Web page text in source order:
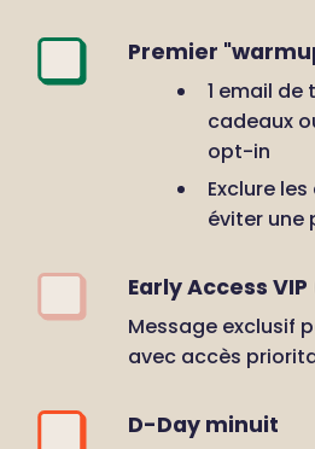
Premier
1 email
cadeaux
opt-in
Exclure
éviter une
Early Access
Message exclusif
avec accès
D-Day minuit